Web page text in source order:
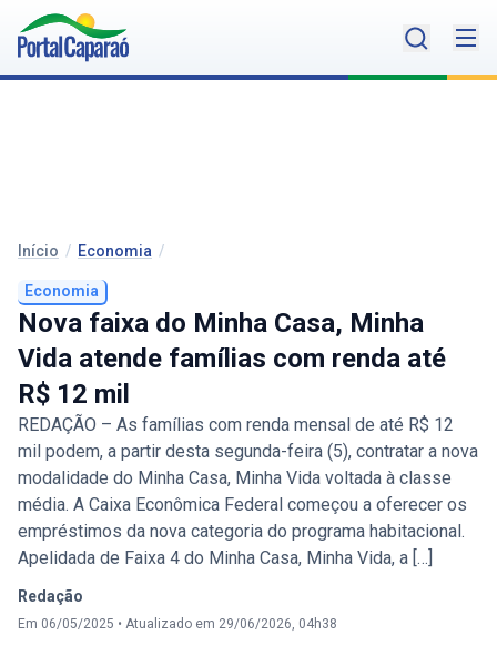
Início / Economia /
Economia
Nova faixa do Minha Casa, Minha
Vida atende famílias com renda até
R$ 12 mil
REDAÇÃO – As famílias com renda mensal de até R$ 12
mil podem, a partir desta segunda-feira (5), contratar a nova
modalidade do Minha Casa, Minha Vida voltada à classe
média. A Caixa Econômica Federal começou a oferecer os
empréstimos da nova categoria do programa habitacional.
Apelidada de Faixa 4 do Minha Casa, Minha Vida, a […]
Redação
Em 06/05/2025 • Atualizado em 29/06/2026, 04h38